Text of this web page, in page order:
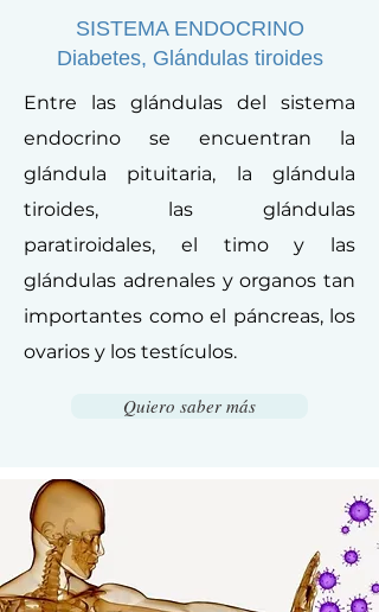
SISTEMA ENDOCRINO
Diabetes, Glándulas tiroides
Entre las glándulas del sistema
endocrino se encuentran la
glándula pituitaria, la glándula
tiroides, las glándulas
paratiroidales, el timo y las
glándulas adrenales y organos tan
importantes como el páncreas, los
ovarios y los testículos.
Quiero saber más